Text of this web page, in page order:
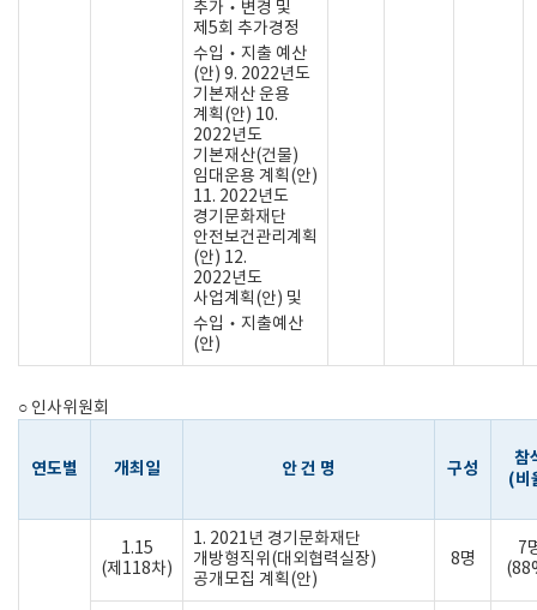
추가‧변경 및
제5회 추가경정
수입‧지출 예산
(안) 9. 2022년도
기본재산 운용
계획(안) 10.
2022년도
기본재산(건물)
임대운용 계획(안)
11. 2022년도
경기문화재단
안전보건관리계획
(안) 12.
2022년도
사업계획(안) 및
수입‧지출예산
(안)
○ 인사위원회
연도별 개최일 안 건 명 구성
참
(비
1.15
(제118차)
1. 2021년 경기문화재단
개방형직위(대외협력실장)
공개모집 계획(안)
8명
7